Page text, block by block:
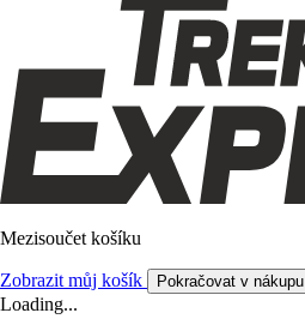
Mezisoučet košíku
Zobrazit můj košík Pokračovat v nákupu
Loading...